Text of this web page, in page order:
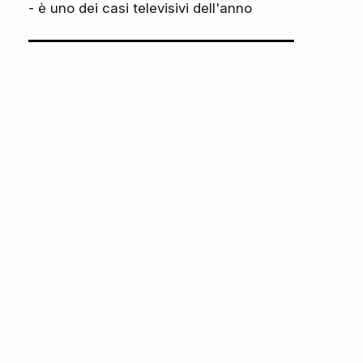
- è uno dei casi televisivi dell'anno